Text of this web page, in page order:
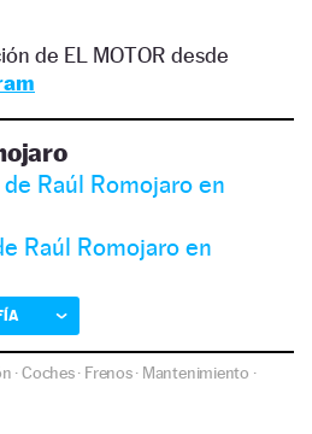
de EL MOTOR desde
Raúl Romojaro en
Raúl Romojaro en
·Coches· Frenos· Mantenimiento ·